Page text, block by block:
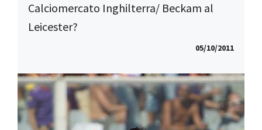
Calciomercato Inghilterra/ Beckam al
Leicester?
05/10/2011